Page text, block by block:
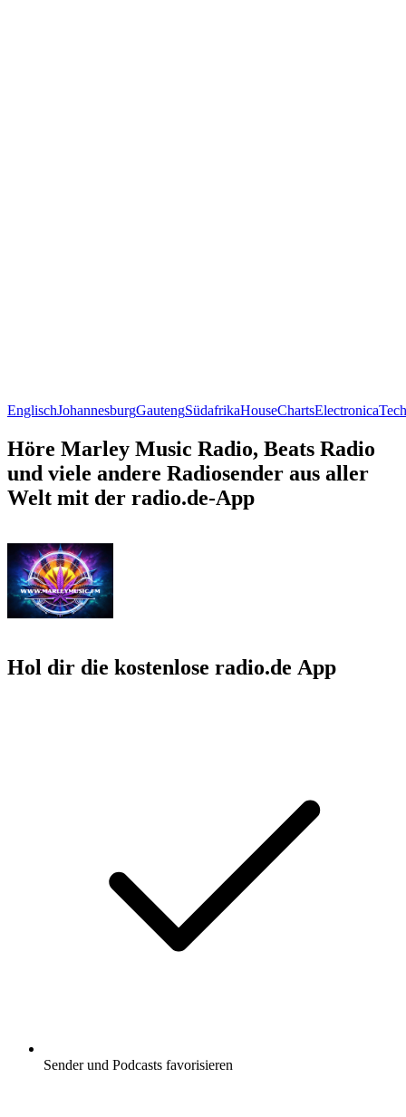
EnglischJohannesburgGautengSüdafrikaHouseChartsElectronica
Höre Marley Music Radio, Beats Radio
und viele andere Radiosender aus aller
Welt mit der radio.de-App
Hol dir die kostenlose radio.de App
Sender und Podcasts favorisieren